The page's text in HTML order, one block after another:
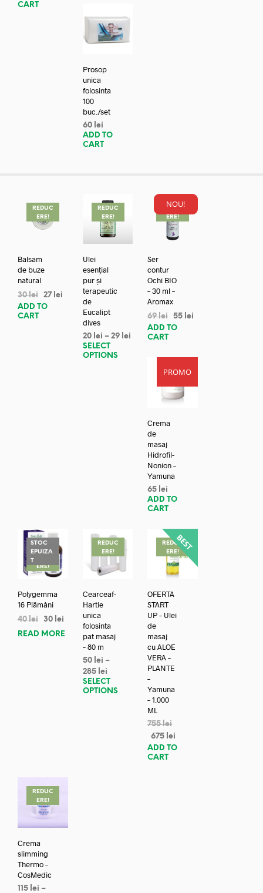
CART
Prosop
unica
folosinta
100
buc./set
60 lei
ADD TO
CART
REDUC
ERE!
Balsam
de buze
natural
30lei 27 lei
ADD TO
CART
REDUC
ERE!
Ulei
esențial
pur și
terapeutic
de
Eucalipt
dives
20 lei – 29 lei
SELECT
OPTIONS
NOU!
REDUC
ERE!
Ser
contur
Ochi BIO
– 30 ml –
Aromax
69lei 55 lei
ADD TO
CART
PROMO
Crema
de
masaj
Hidrofil-
Nonion –
Yamuna
65 lei
ADD TO
CART
STOC
EPUIZA
TREDUC
ERE!
Polygemma
16 Plămâni
40lei 30 lei
READ MORE
REDUC
ERE!
Cearceaf-
Hartie
unica
folosinta
pat masaj
– 80 m
50 lei –
285 lei
SELECT
OPTIONS
REDUC
ERE!
OFERTA
START
UP – Ulei
de
masaj
cu ALOE
VERA –
PLANTE
–
Yamuna
– 1.000
ML
755lei
675 lei
ADD TO
CART
REDUC
ERE!
Crema
slimming
Thermo –
CosMedic
115 lei –